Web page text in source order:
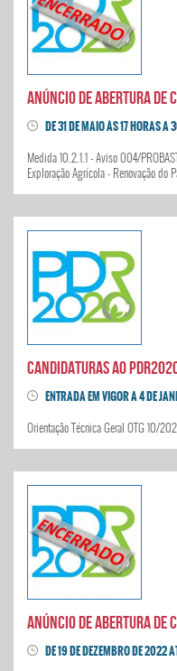
DE 31 DE MAIO ÀS 17 HORAS A 30 DE
Medida 10.2.1.1 - Aviso 004/
Exploração Agrícola - Renovação do
ENTRADA EM VIGOR A 4 DE
Orientação Técnica Geral OTG 10/
DE 19 DE DEZEMBRO DE 2022 ATÉ ÀS 17 HORAS